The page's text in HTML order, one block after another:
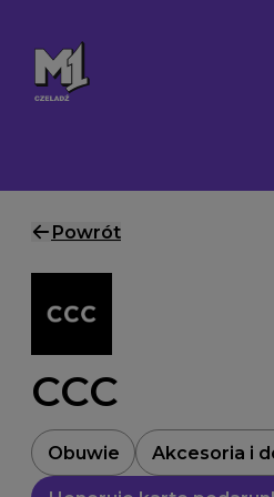
Powrót
CCC
Obuwie Akcesoria i